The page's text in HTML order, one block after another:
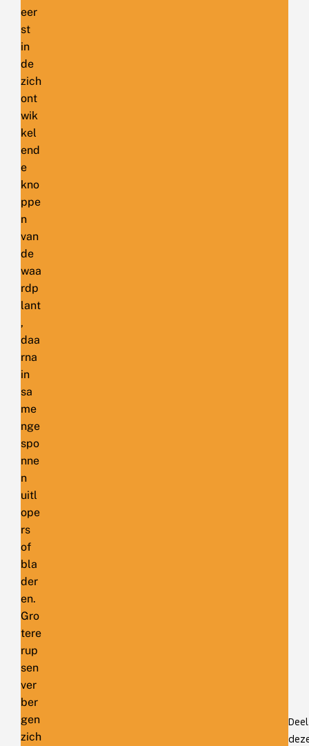
eer
st
in
de
zich
ont
wik
kel
end
e
kno
ppe
n
van
de
waa
rdp
lant
,
daa
rna
in
sa
me
nge
spo
nne
n
uitl
ope
rs
of
bla
der
en.
Gro
tere
rup
sen
ver
ber
gen
zich
Deel